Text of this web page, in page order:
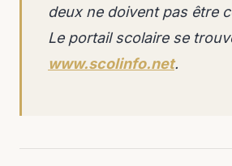
deux ne doivent pas être
Le portail scolaire se
www.scolinfo.net.